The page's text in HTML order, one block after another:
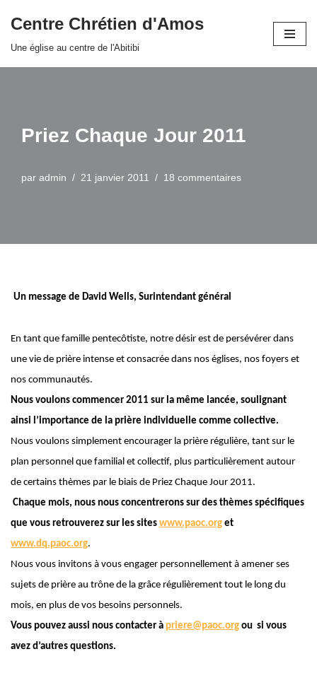
Centre Chrétien d'Amos
Une église au centre de l'Abitibi
Priez Chaque Jour 2011
par admin 21 janvier 2011 18 commentaires
Un message de David Wells, Surintendant général
En tant que famille pentecôtiste, notre désir est de persévérer dans
une vie de prière intense et consacrée dans nos églises, nos foyers et
nos communautés.
Nous voulons commencer 2011 sur la même lancée, soulignant
ainsi l’importance de la prière individuelle comme collective.
Nous voulons simplement encourager la prière régulière, tant sur le
plan personnel que familial et collectif, plus particulièrement autour
de certains thèmes par le biais de Priez Chaque Jour 2011.
Chaque mois, nous nous concentrerons sur des thèmes spécifiques
que vous retrouverez sur les sites www.paoc.org et
www.dq.paoc.org.
Nous vous invitons à vous engager personnellement à amener ses
sujets de prière au trône de la grâce régulièrement tout le long du
mois, en plus de vos besoins personnels.
Vous pouvez aussi nous contacter à priere@paoc.org ou si vous
avez d’autres questions.